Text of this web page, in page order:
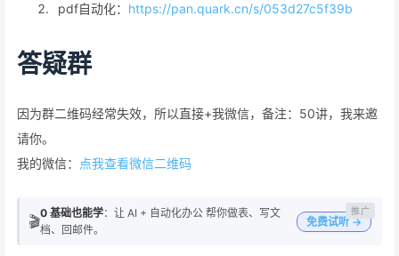
pdf自动化： https://pan.quark.cn/s/053d27c5f39b
答疑群
因为群二维码经常失效，所以直接+我微信，备注：50讲，我来邀
请你。
我的微信：
点我查看微信二维码
🎬0 基础也能学：让 AI + 自动化办公 帮你做表、写文
档、回邮件。
免费试听 →